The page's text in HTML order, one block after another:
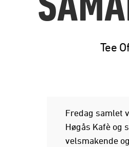
Tee
Fredag samlet
Høgås Kafè og
velsmakende